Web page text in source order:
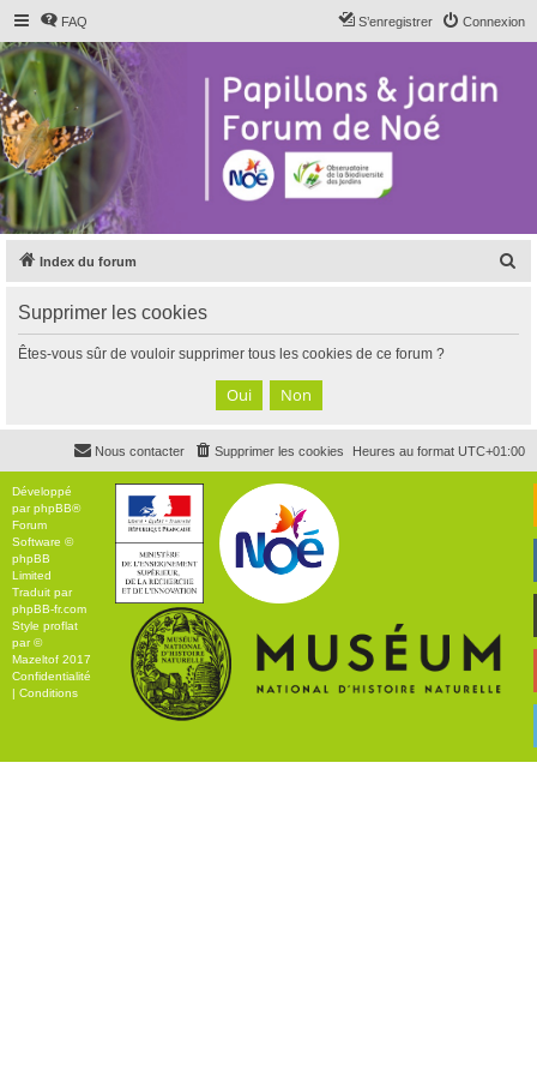
FAQ Connexion
S’enregistrer
Index du forum
c
Supprimer les cookies
Êtes-vous sûr de vouloir supprimer tous les cookies de ce forum ?
Heures au format UTC+01:00
Supprimer les cookies
Nous contacter
Développé
parphpBB®
Forum
Software ©
phpBB
Limited
Traduit par
phpBB-fr.com
Style proflat
par ©
Mazeltof 2017
Confidentialité
| Conditions